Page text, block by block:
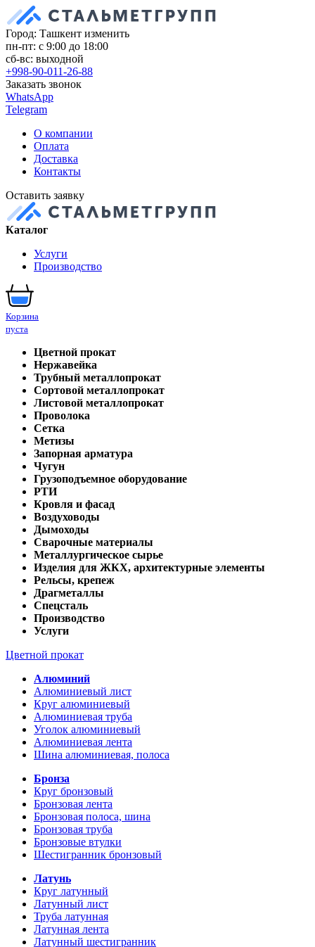
Город: Ташкент изменить
пн-пт: с 9:00 до 18:00
сб-вс: выходной
+998-90-011-26-88
Заказать звонок
WhatsApp
Telegram
О компании
Оплата
Доставка
Контакты
Оставить заявку
Каталог
Услуги
Производство
Корзина
пуста
Цветной прокат
Нержавейка
Трубный металлопрокат
Сортовой металлопрокат
Листовой металлопрокат
Проволока
Сетка
Метизы
Запорная арматура
Чугун
Грузоподъемное оборудование
РТИ
Кровля и фасад
Воздуховоды
Дымоходы
Сварочные материалы
Металлургическое сырье
Изделия для ЖКХ, архитектурные элементы
Рельсы, крепеж
Драгметаллы
Спецсталь
Производство
Услуги
Цветной прокат
Алюминий
Алюминиевый лист
Круг алюминиевый
Алюминиевая труба
Уголок алюминиевый
Алюминиевая лента
Шина алюминиевая, полоса
Бронза
Круг бронзовый
Бронзовая лента
Бронзовая полоса, шина
Бронзовая труба
Бронзовые втулки
Шестигранник бронзовый
Латунь
Круг латунный
Латунный лист
Труба латунная
Латунная лента
Латунный шестигранник